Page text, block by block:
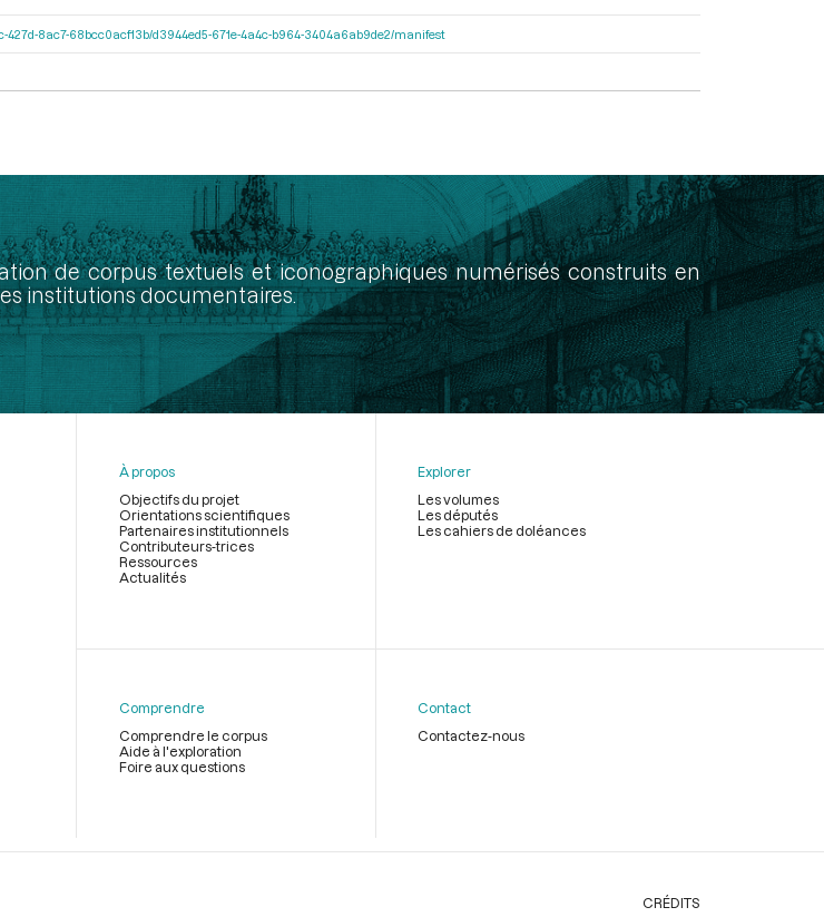
427d-8ac7-68bcc0acf13b/d3944ed5-671e-4a4c-b964-3404a6ab9de2/manifest
de corpus textuels et iconographiques numérisés construits en
institutions documentaires.
page
À propos
Objectifs du projet
Orientations scientifiques
Partenaires institutionnels
Contributeurs-trices
Ressources
Actualités
Explorer
Les volumes
Les députés
Les cahiers de doléances
Comprendre
Comprendre le corpus
Aide à l'exploration
Foire aux questions
Contact
Contactez-nous
CRÉDITS